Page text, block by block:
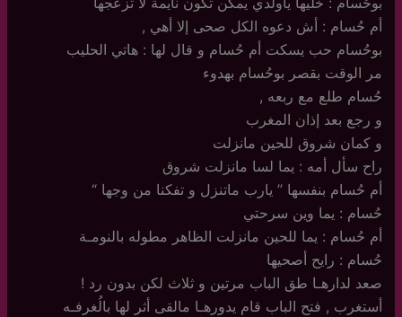
أم حُسام : أش دعوه الكل صحى إلا أهي ,
بوحُسام حب يسكت أم حُسام و قال لها : هاتي الحليب
مر الوقت بقصر بوحُسام بهدوء
حُسام طلع مع ربعه ,
و رجع بعد إذان المغرب
و كمان شروق للحين مانزلت
راح سأل أمه : يما لسا مانزلت شروق
أم حُسام بنفسها ” يارب ماتنزل و تفكنا من وجها “
حُسام : يما وين سرحتي
أم حُسام : يما للحين مانزلت الظاهر مطوله بالنومـة
حُسام : رايح أصحيها
صعد لدارهـا طق الباب مرتين و ثلاث لكن بدون رد !
أستغرب , فتح الباب قام يدورهـا مالقى أثر لها بالُغرفـه